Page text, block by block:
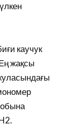
каучук
жақсы